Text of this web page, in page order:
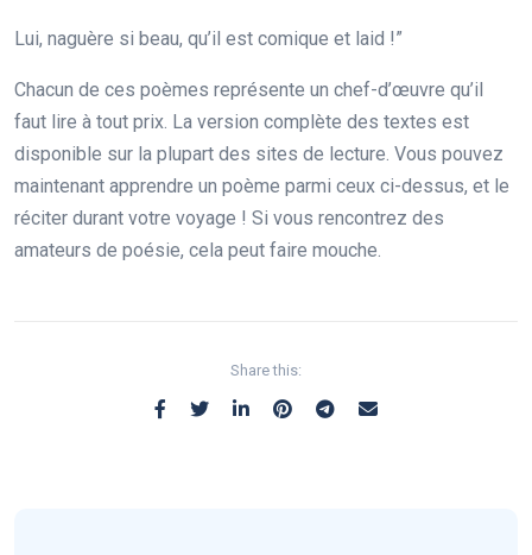
Lui, naguère si beau, qu’il est comique et laid !”
Chacun de ces poèmes représente un chef-d’œuvre qu’il
faut lire à tout prix. La version complète des textes est
disponible sur la plupart des sites de lecture. Vous pouvez
maintenant apprendre un poème parmi ceux ci-dessus, et le
réciter durant votre voyage ! Si vous rencontrez des
amateurs de poésie, cela peut faire mouche.
Share this: